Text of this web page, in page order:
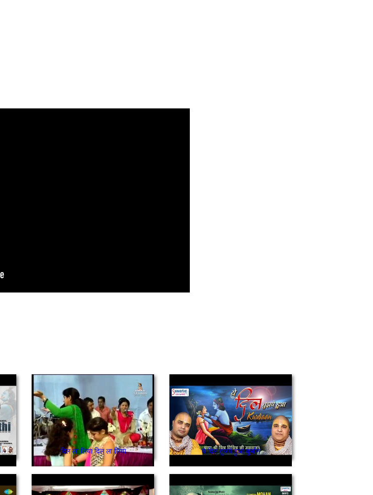
दिल ला लिया दिल ला लिया ये दिल तुजपे हुआ कुर्बान